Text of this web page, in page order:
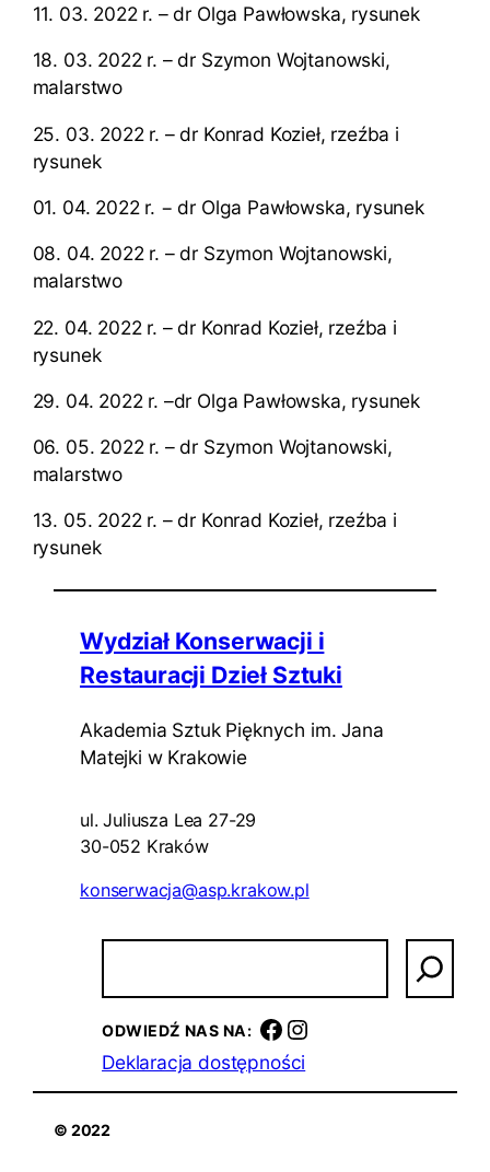
11. 03. 2022 r. – dr Olga Pawłowska, rysunek
18. 03. 2022 r. – dr Szymon Wojtanowski,
malarstwo
25. 03. 2022 r. – dr Konrad Kozieł, rzeźba i
rysunek
01. 04. 2022 r. − dr Olga Pawłowska, rysunek
08. 04. 2022 r. – dr Szymon Wojtanowski,
malarstwo
22. 04. 2022 r. – dr Konrad Kozieł, rzeźba i
rysunek
29. 04. 2022 r. –dr Olga Pawłowska, rysunek
06. 05. 2022 r. – dr Szymon Wojtanowski,
malarstwo
13. 05. 2022 r. – dr Konrad Kozieł, rzeźba i
rysunek
Wydział Konserwacji i
Restauracji Dzieł Sztuki
Akademia Sztuk Pięknych im. Jana
Matejki w Krakowie
ul. Juliusza Lea 27-29
30-052 Kraków
konserwacja@asp.krakow.pl
ODWIEDŹ NAS NA: Facebook Instagram
Deklaracja dostępności
© 2022